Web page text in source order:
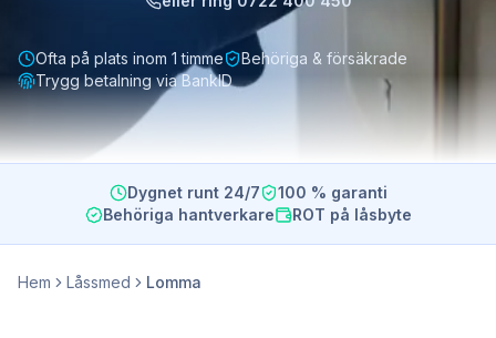
Ofta på plats inom 1 timme
Behöriga & försäkrade
Trygg betalning via BankID
Dygnet runt 24/7
100 % garanti
Behöriga hantverkare
ROT på låsbyte
Hem Låssmed Lomma